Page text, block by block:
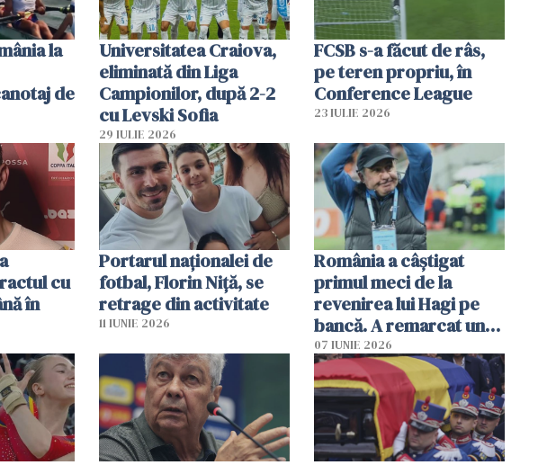
la
de
Universitatea Craiova,
eliminată din Liga
Campionilor, după 2-2
cu Levski Sofia
29 IULIE 2026
FCSB s-a făcut de râs,
pe teren propriu, în
Conference League
23 IULIE 2026
cu
în
Portarul naționalei de
fotbal, Florin Niță, se
retrage din activitate
11 IUNIE 2026
România a câștigat
primul meci de la
revenirea lui Hagi pe
bancă. A remarcat un
jucător
07 IUNIE 2026